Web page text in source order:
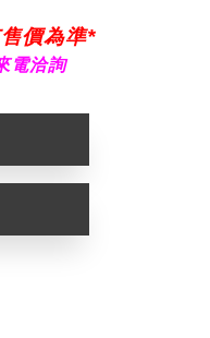
價為準*
電洽詢